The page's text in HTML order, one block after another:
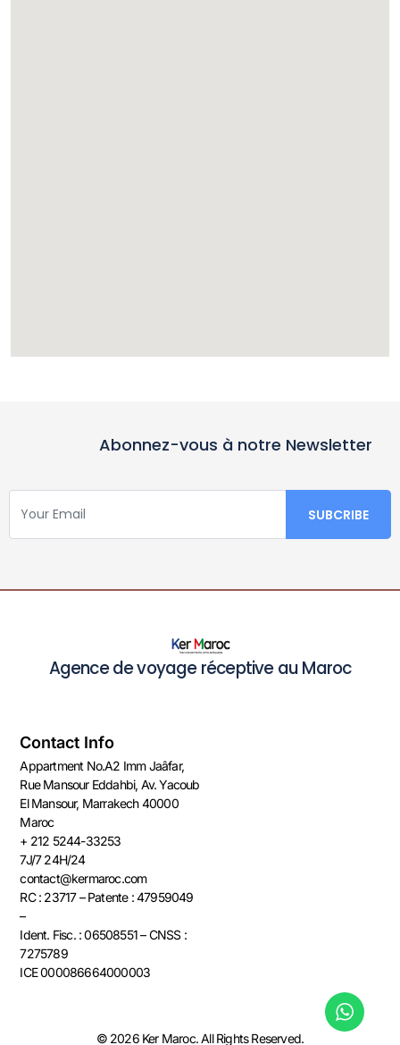
Abonnez-vous à notre Newsletter
Agence de voyage réceptive au Maroc
Contact Info
Appartment No.A2 Imm Jaâfar,
Rue Mansour Eddahbi, Av. Yacoub
El Mansour, Marrakech 40000
Maroc​​
+ 212 5244-33253
7J/7 24H/24
contact@kermaroc.com​
RC : 23717 – Patente : 47959049
–
Ident. Fisc. : 06508551 – CNSS :
7275789
ICE 000086664000003
© 2026 Ker Maroc. All Rights Reserved.